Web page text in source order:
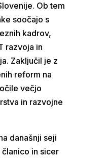
Ob tem
soočajo s
kadrov,
razvoja in
Zaključil je z
reform na
večjo
in razvojne
današnji seji
in sicer